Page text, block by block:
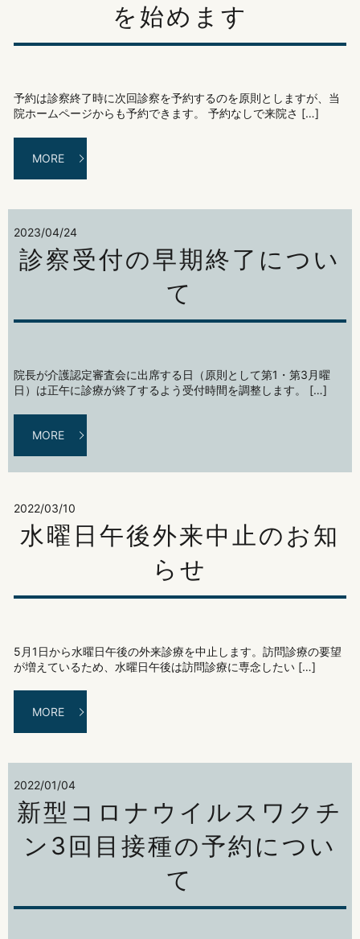
を始めます
予約は診察終了時に次回診察を予約するのを原則としますが、当
院ホームページからも予約できます。 予約なしで来院さ […]
MORE
2023/04/24
診察受付の早期終了につい
て
院長が介護認定審査会に出席する日（原則として第1・第3月曜
日）は正午に診療が終了するよう受付時間を調整します。 […]
MORE
2022/03/10
水曜日午後外来中止のお知
らせ
5月1日から水曜日午後の外来診療を中止します。訪問診療の要望
が増えているため、水曜日午後は訪問診療に専念したい […]
MORE
2022/01/04
新型コロナウイルスワクチ
ン3回目接種の予約につい
て